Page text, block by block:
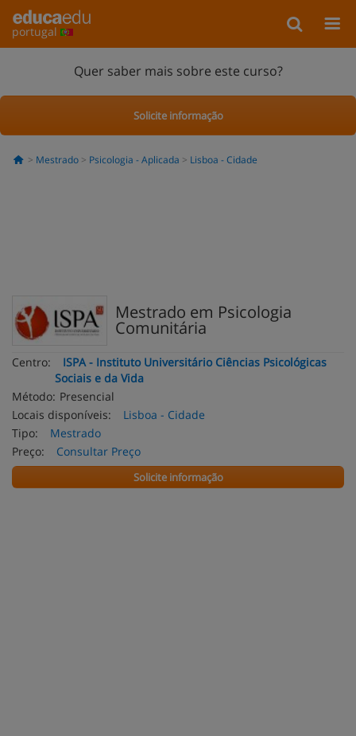
portugal
Quer saber mais sobre este curso?
Solicite informação
Mestrado Psicologia - Aplicada Lisboa - Cidade
Mestrado em Psicologia
Comunitária
Centro:
ISPA - Instituto Universitário Ciências Psicológicas
Sociais e da Vida
Método: Presencial
Locais disponíveis:
Lisboa - Cidade
Tipo:
Mestrado
Preço:
Consultar Preço
Solicite informação